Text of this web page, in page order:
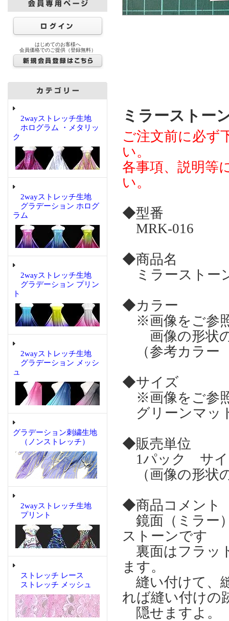
はじめてのお客様へ
会員価格でのご提供（登録無料）
2wayストレッチ生地
ホログラム ・メタリッ
ク
2wayストレッチ生地
グラデーション ホログ
ラム
2wayストレッチ生地
グラデーション プリン
ト
2wayストレッチ生地
グラデーション メッシ
ュ
グラデーション刺繍生地
（ノンストレッチ）
2wayストレッチ生地
プリント
ストレッチ レース
ストレッチ メッシュ
ミラーストー
ご注文前に必ず
い。
各事項、説明等
い。
◆型番
MRK-016
◆商品名
ミラーストー
◆カラー
※画像をご参
画像の形状の
（参考カラー
◆サイズ
※画像をご参
グリーンマッ
◆販売単位
1パック サイ
（画像の形状
◆商品コメント
鏡面（ミラー
ストーンです
裏面はフラッ
ます。
縫い付けて、
れば縫い付けの
隠せますよ。